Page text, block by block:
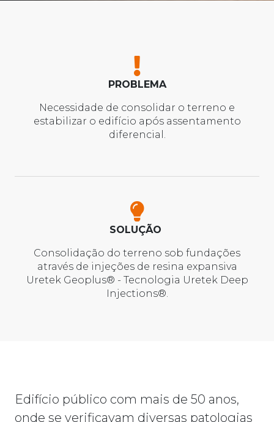
PROBLEMA
Necessidade de consolidar o terreno e
estabilizar o edifício após assentamento
diferencial.
SOLUÇÃO
Consolidação do terreno sob fundações
através de injeções de resina expansiva
Uretek Geoplus® - Tecnologia Uretek Deep
Injections®.
Edifício público com mais de 50 anos,
onde se verificavam diversas patologias